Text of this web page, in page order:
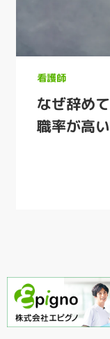
看護師
なぜ辞め
職率が高